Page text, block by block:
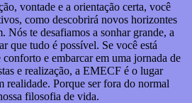
vontade e a orientação certa, você
como descobrirá novos horizontes
Nós te desafiamos a sonhar grande, a
que tudo é possível. Se você está
e embarcar em uma jornada de
e realização, a EMECF é o lugar
realidade. Porque ser fora do normal
filosofia de vida.